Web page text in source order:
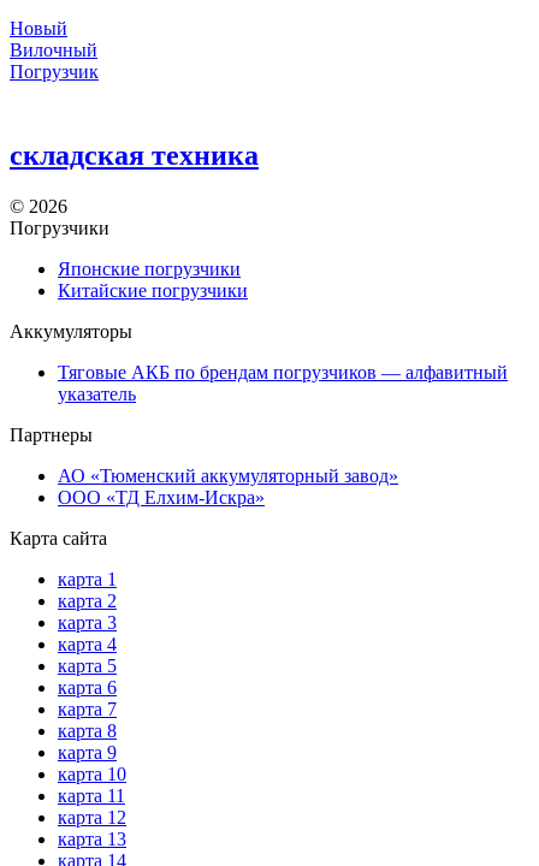
Новый
Вилочный
Погрузчик
складская техника
© 2026
Погрузчики
Японские погрузчики
Китайские погрузчики
Аккумуляторы
Тяговые АКБ по брендам погрузчиков — алфавитный
указатель
Партнеры
АО «Тюменский аккумуляторный завод»
ООО «ТД Елхим-Искра»
Карта сайта
карта 1
карта 2
карта 3
карта 4
карта 5
карта 6
карта 7
карта 8
карта 9
карта 10
карта 11
карта 12
карта 13
карта 14